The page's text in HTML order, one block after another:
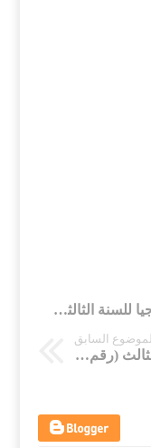
"فروض كتابية في مادة التكنلوجيا للسنة الثالثة إعدادي" بالدورة الأولى و الثانية
الموضوع السابق
مجموعة من نماذج الفرض الكتابي الثالث (رقم 3) في مادة التكنلوجيا خلال الدورة الثانية - السنة الثالثة ثانوي إعدادي